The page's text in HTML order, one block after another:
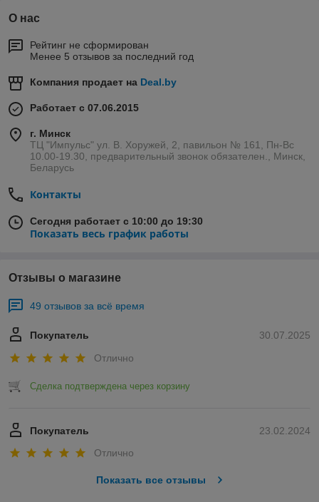
О нас
Рейтинг не сформирован
Менее 5 отзывов за последний год
Компания продает на Deal.by
Работает с 07.06.2015
г. Минск
ТЦ "Импульс" ул. В. Хоружей, 2, павильон № 161, Пн-Вс
10.00-19.30, предварительный звонок обязателен., Минск,
Беларусь
Контакты
Сегодня работает с 10:00 до 19:30
Показать весь график работы
Отзывы о магазине
49 отзывов за всё время
30.07.2025
Покупатель
Отлично
Сделка подтверждена через корзину
23.02.2024
Покупатель
Отлично
Показать все отзывы